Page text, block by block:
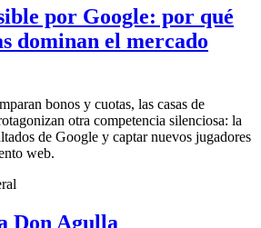
por Google: por qué
dominan el mercado
bonos y cuotas, las casas de
otra competencia silenciosa: la
de Google y captar nuevos jugadores
web.
Don Agulla